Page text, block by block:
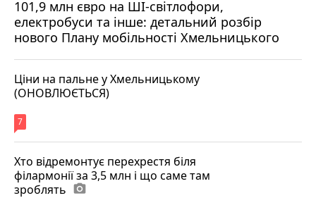
101,9 млн євро на ШІ-світлофори,
електробуси та інше: детальний розбір
нового Плану мобільності Хмельницького
Ціни на пальне у Хмельницькому
(ОНОВЛЮЄТЬСЯ)
7
Хто відремонтує перехрестя біля
філармонії за 3,5 млн і що саме там
зроблять photo_camera